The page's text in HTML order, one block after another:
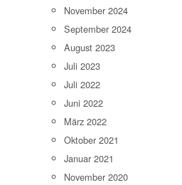
November 2024
September 2024
August 2023
Juli 2023
Juli 2022
Juni 2022
März 2022
Oktober 2021
Januar 2021
November 2020